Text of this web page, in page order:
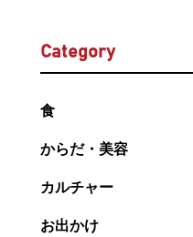
Category
食
からだ・美容
カルチャー
お出かけ